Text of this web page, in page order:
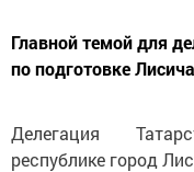
Главной темой для
по подготовке
Делегация
республике город